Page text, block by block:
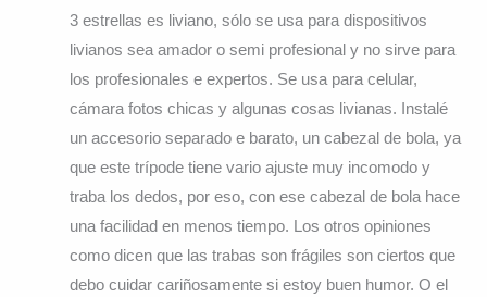
3 estrellas es liviano, sólo se usa para dispositivos
livianos sea amador o semi profesional y no sirve para
los profesionales e expertos. Se usa para celular,
cámara fotos chicas y algunas cosas livianas. Instalé
un accesorio separado e barato, un cabezal de bola, ya
que este trípode tiene vario ajuste muy incomodo y
traba los dedos, por eso, con ese cabezal de bola hace
una facilidad en menos tiempo. Los otros opiniones
como dicen que las trabas son frágiles son ciertos que
debo cuidar cariñosamente si estoy buen humor. O el